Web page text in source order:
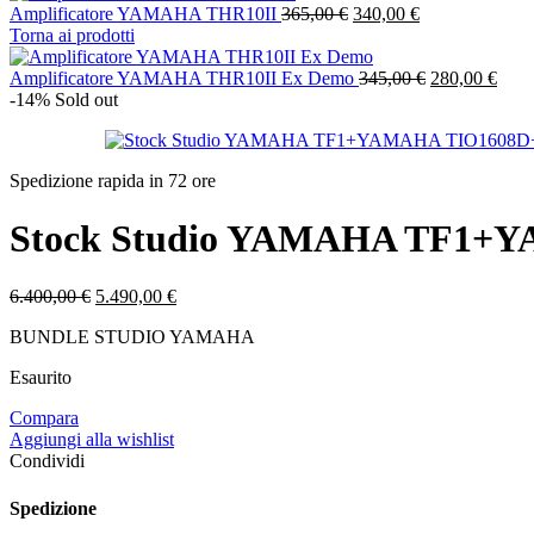
Amplificatore YAMAHA THR10II 365,00€ Il
originale
era:
340,00 €Il
è:
Torna ai prodotti
Amplificatore YAMAHA THR10II Ex Demo 345,00€ Il
era:
280,00 €Il
è:
-14% Sold out
Spedizione rapida in 72 ore
Stock Studio YAMAHA
6.400,00€ Il
originale
5.490,00 €Il
attuale
BUNDLE STUDIO YAMAHA
Esaurito
Compara
Aggiungi alla wishlist
Condividi
Spedizione